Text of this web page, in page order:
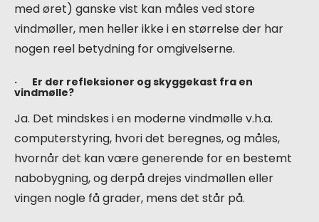
med øret) ganske vist kan måles ved store
vindmøller, men heller ikke i en størrelse der har
nogen reel betydning for omgivelserne.
· Er der refleksioner og skyggekast fra en
vindmølle?
Ja. Det mindskes i en moderne vindmølle v.h.a.
computerstyring, hvori det beregnes, og måles,
hvornår det kan være generende for en bestemt
nabobygning, og derpå drejes vindmøllen eller
vingen nogle få grader, mens det står på.